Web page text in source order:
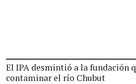
El IPA desmintió a la fundación
contaminar el río Chubut